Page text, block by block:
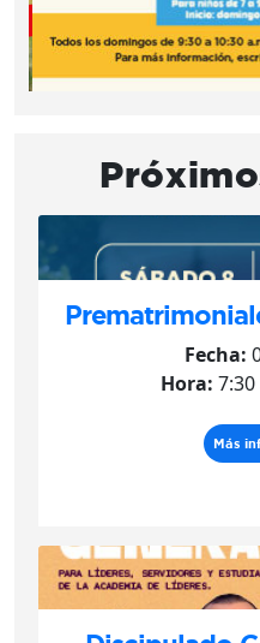
Fecha:
Hora:
Más